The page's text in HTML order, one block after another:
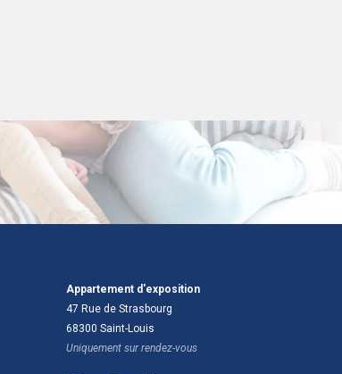
Appartement d'exposition
47 Rue de Strasbourg
68300 Saint-Louis
Uniquement sur rendez-vous